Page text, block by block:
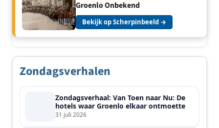
Groenlo Onbekend
Bekijk op Scherpinbeeld →
Zondagsverhalen
Zondagsverhaal: Van Toen naar Nu: De
hotels waar Groenlo elkaar ontmoette
31 juli 2026